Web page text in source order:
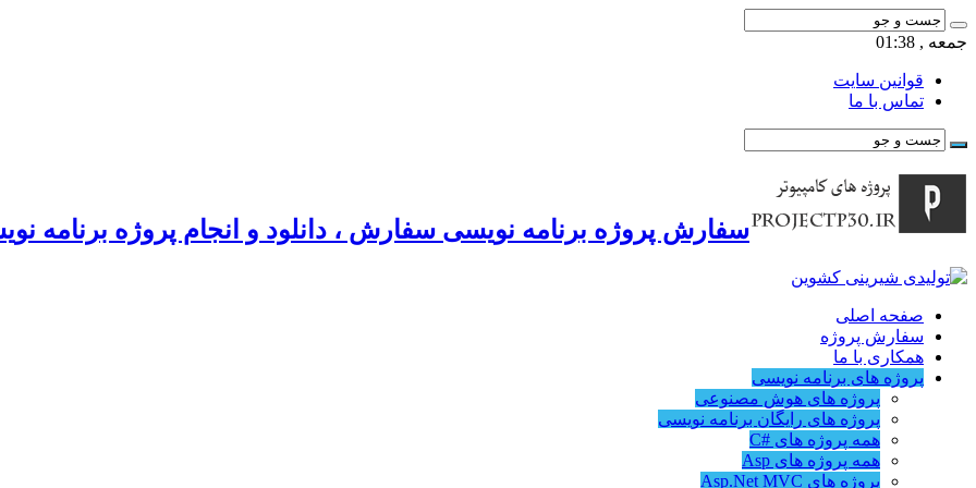
جمعه , 01:38
قوانین سایت
تماس با ما
سفارش پروژه برنامه نویسی سفارش ، دانلود و انجام پروژه برنامه
صفحه اصلی
سفارش پروژه
همکاری با ما
پروژه های برنامه نویسی
پروژه های هوش مصنوعی
پروژه های رایگان برنامه نویسی
همه پروژه های #C
همه پروژه های Asp
پروژه های Asp.Net MVC